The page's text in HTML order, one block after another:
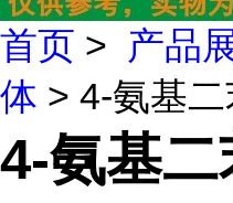
首页 > 产品
体 > 4-氨基
4-氨基